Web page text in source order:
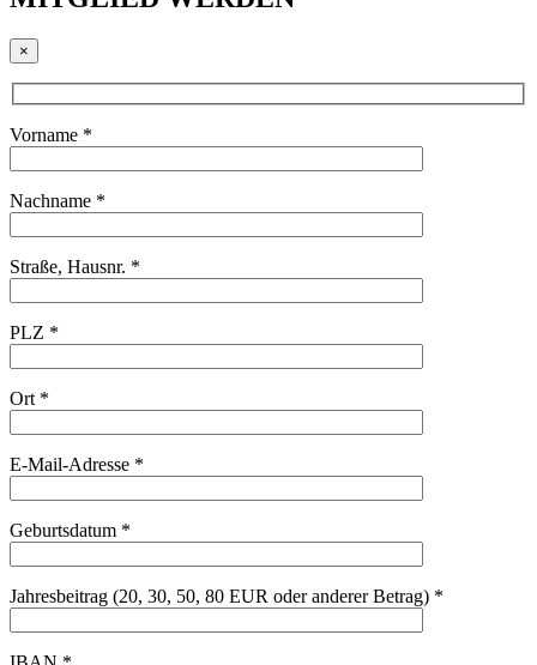
×
Vorname *
Nachname *
Straße, Hausnr. *
PLZ *
Ort *
E-Mail-Adresse *
Geburtsdatum *
Jahresbeitrag (20, 30, 50, 80 EUR oder anderer Betrag) *